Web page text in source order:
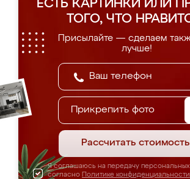
ЕСТЬ КАРТИНКИ ИЛИ
ТОГО, ЧТО
Присылайте — сделаем
лучше!
Прикрепить фото
Рассчитать стоимость
Я соглашаюсь на передачу
согласно Политике конфиденциальности